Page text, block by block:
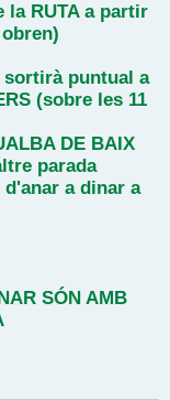
la RUTA a partir
sortirà puntual a
(sobre les 11
DE BAIX
parada
a dinar a
SÓN AMB